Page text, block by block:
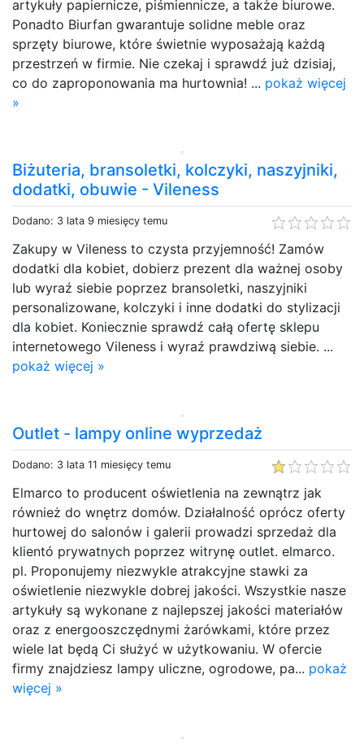
artykuły papiernicze, piśmiennicze, a także biurowe.
Ponadto Biurfan gwarantuje solidne meble oraz
sprzęty biurowe, które świetnie wyposażają każdą
przestrzeń w firmie. Nie czekaj i sprawdź już dzisiaj,
co do zaproponowania ma hurtownia! ... pokaż więcej
»
Biżuteria, bransoletki, kolczyki, naszyjniki,
dodatki, obuwie - Vileness
Dodano: 3 lata 9 miesięcy temu
Zakupy w Vileness to czysta przyjemność! Zamów
dodatki dla kobiet, dobierz prezent dla ważnej osoby
lub wyraź siebie poprzez bransoletki, naszyjniki
personalizowane, kolczyki i inne dodatki do stylizacji
dla kobiet. Koniecznie sprawdź całą ofertę sklepu
internetowego Vileness i wyraź prawdziwą siebie. ...
pokaż więcej »
Outlet - lampy online wyprzedaż
Dodano: 3 lata 11 miesięcy temu
Elmarco to producent oświetlenia na zewnątrz jak
również do wnętrz domów. Działalność oprócz oferty
hurtowej do salonów i galerii prowadzi sprzedaż dla
klientó prywatnych poprzez witrynę outlet. elmarco.
pl. Proponujemy niezwykle atrakcyjne stawki za
oświetlenie niezwykle dobrej jakości. Wszystkie nasze
artykuły są wykonane z najlepszej jakości materiałów
oraz z energooszczędnymi żarówkami, które przez
wiele lat będą Ci służyć w użytkowaniu. W ofercie
firmy znajdziesz lampy uliczne, ogrodowe, pa... pokaż
więcej »